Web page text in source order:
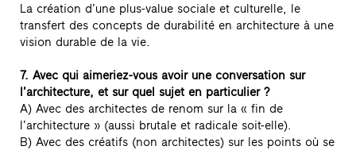
La création d’une plus-value sociale et culturelle, le
transfert des concepts de durabilité en architecture à une
vision durable de la vie.
7. Avec qui aimeriez-vous avoir une conversation sur
l’architecture, et sur quel sujet en particulier ?
A) Avec des architectes de renom sur la « fin de
l’architecture » (aussi brutale et radicale soit-elle).
B) Avec des créatifs (non architectes) sur les points où se